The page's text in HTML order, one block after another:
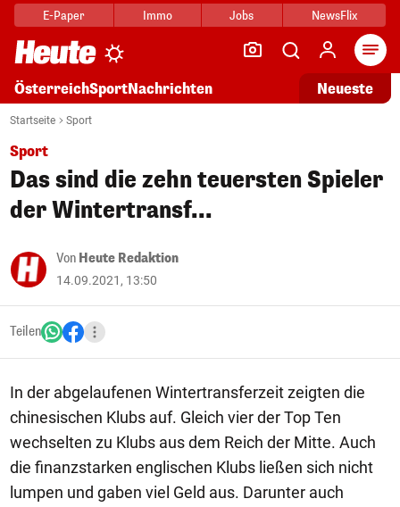
E-Paper Immo Jobs NewsFlix
ÖsterreichSportNachrichten Neueste
Startseite Sport
Sport
Das sind die zehn teuersten Spieler
der Wintertransf...
Von Heute Redaktion
14.09.2021, 13:50
Teilen
In der abgelaufenen Wintertransferzeit zeigten die
chinesischen Klubs auf. Gleich vier der Top Ten
wechselten zu Klubs aus dem Reich der Mitte. Auch
die finanzstarken englischen Klubs ließen sich nicht
lumpen und gaben viel Geld aus. Darunter auch